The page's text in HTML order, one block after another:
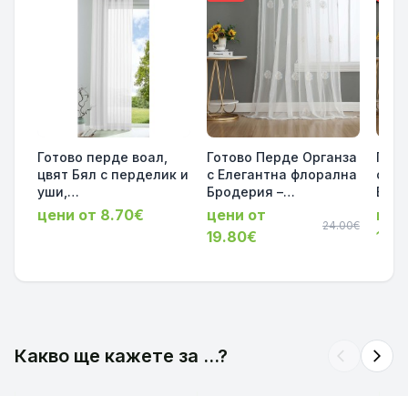
Готово перде воал,
цвят Бял с перделик и
уши,
175х140*225х140*245x
140 см. код-61175
цени от 8.70€
Готово Перде Органза
с Елегантна флорална
Бродерия –
Прозрачно, за Релса и
Тръбен Корниз, серия-
Флоренция
код-2023200-005
цени от
19.80€
24.00€
с
Какво ще кажете за ...? arrow_back_ios arrow_forward_ios